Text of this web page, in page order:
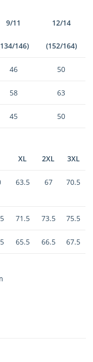
9/11
146)
12/14
(152/164)
46 50
58 63
45 50
XL 2XL 3XL
63.5 67 70.5
71.5 73.5 75.5
65.5 66.5 67.5